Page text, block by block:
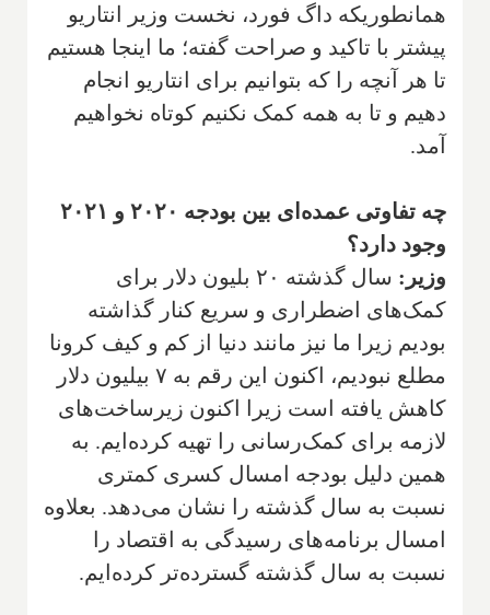
همانطوریکه داگ فورد، نخست وزیر انتاریو
پیشتر با تاکید و صراحت گفته؛ ما اینجا هستیم
تا هر آنچه را که بتوانیم برای انتاریو انجام
دهیم و تا به همه کمک نکنیم کوتاه نخواهیم
آمد.
چه تفاوتی عمده‌ای بین بودجه ۲۰۲۰ و ۲۰۲۱
وجود دارد؟
وزیر:
سال گذشته ۲۰ بلیون دلار برای
کمک‌های اضطراری و سریع کنار گذاشته
بودیم زیرا ما نیز مانند دنیا از کم و کیف کرونا
مطلع نبودیم، اکنون این رقم به ۷ بیلیون دلار
کاهش یافته است زیرا اکنون زیرساخت‌های
لازمه برای کمک‌رسانی را تهیه کرده‌ایم. به
همین دلیل بودجه امسال کسری کمتری
نسبت به سال گذشته را نشان می‌دهد. بعلاوه
امسال برنامه‌های رسیدگی به اقتصاد را
نسبت به سال گذشته گسترده‌تر کرده‌ایم.